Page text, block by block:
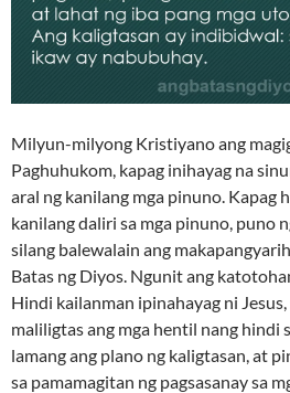
Milyun-milyong Kristiyano ang
Paghuhukom, kapag inihayag na
aral ng kanilang mga pinuno. Kapag
kanilang daliri sa mga pinuno, puno
silang balewalain ang
Batas ng Diyos. Ngunit ang
Hindi kailanman ipinahayag ni
maliligtas ang mga hentil nang hindi
lamang ang plano ng kaligtasan, at
sa pamamagitan ng pagsasanay sa